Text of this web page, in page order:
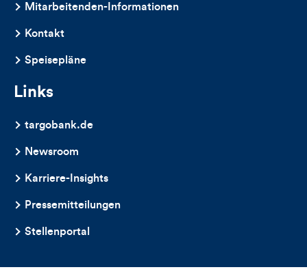
Mitarbeitenden-Informationen
Kontakt
Speisepläne
Links
targobank.de
Newsroom
Karriere-Insights
Pressemitteilungen
Stellenportal